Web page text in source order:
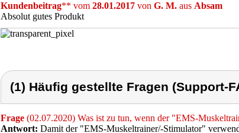
Kundenbeitrag** vom 28.01.2017 von G. M. aus Absam
Absolut gutes Produkt
(1) Häufig gestellte Fragen (Support-
Frage (02.07.2020) Was ist zu tun, wenn der "EMS-
Antwort: Damit der "EMS-Muskeltrainer/-Stimulator"